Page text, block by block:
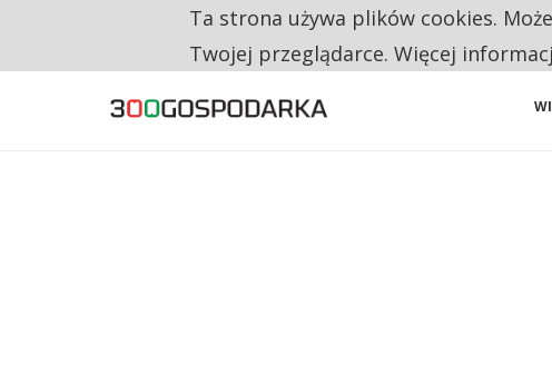
RESTRYKCJE CHIN UDERZAJĄ W EUROPEJSKI
Ta strona używa plików cookies.
Twojej przeglądarce. Więcej